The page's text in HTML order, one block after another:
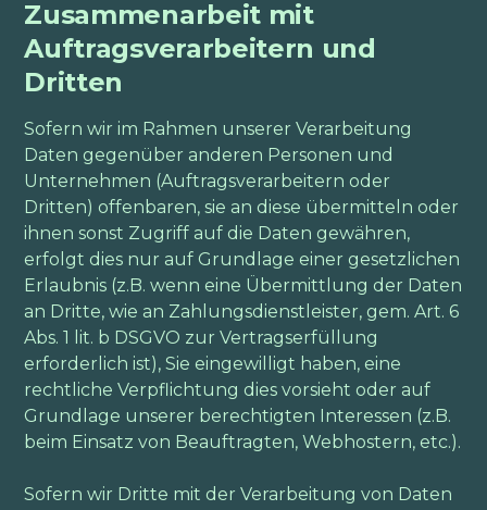
Zusammenarbeit mit
Auftragsverarbeitern und
Dritten
Sofern wir im Rahmen unserer Verarbeitung
Daten gegenüber anderen Personen und
Unternehmen (Auftragsverarbeitern oder
Dritten) offenbaren, sie an diese übermitteln oder
ihnen sonst Zugriff auf die Daten gewähren,
erfolgt dies nur auf Grundlage einer gesetzlichen
Erlaubnis (z.B. wenn eine Übermittlung der Daten
an Dritte, wie an Zahlungsdienstleister, gem. Art. 6
Abs. 1 lit. b DSGVO zur Vertragserfüllung
erforderlich ist), Sie eingewilligt haben, eine
rechtliche Verpflichtung dies vorsieht oder auf
Grundlage unserer berechtigten Interessen (z.B.
beim Einsatz von Beauftragten, Webhostern, etc.).
Sofern wir Dritte mit der Verarbeitung von Daten